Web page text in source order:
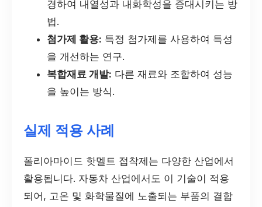
경하여 내열성과 내화학성을 증대시키는 방
법.
첨가제 활용: 특정 첨가제를 사용하여 특성
을 개선하는 연구.
복합재료 개발: 다른 재료와 조합하여 성능
을 높이는 방식.
실제 적용 사례
폴리아마이드 핫멜트 접착제는 다양한 산업에서
활용됩니다. 자동차 산업에서도 이 기술이 적용
되어, 고온 및 화학물질에 노출되는 부품의 결합